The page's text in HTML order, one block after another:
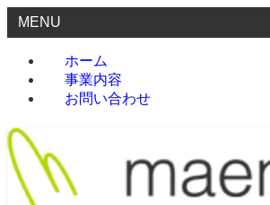
MENU
ホーム
事業内容
お問い合わせ